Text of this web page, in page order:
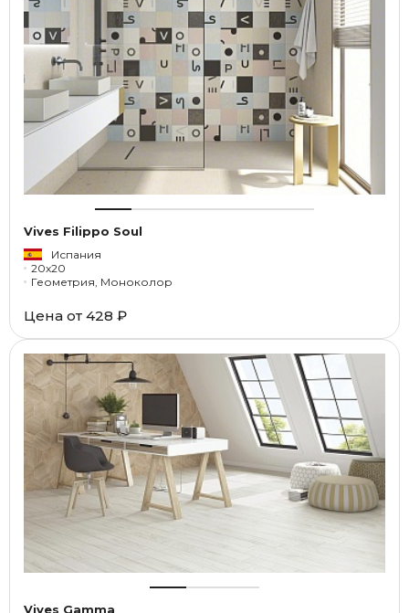
Vives Filippo Soul
Испания
20x20
Геометрия, Моноколор
Цена от 428 ₽
Vives Gamma